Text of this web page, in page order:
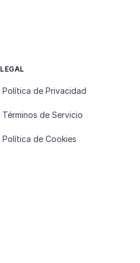
LEGAL
Política de Privacidad
Términos de Servicio
Política de Cookies